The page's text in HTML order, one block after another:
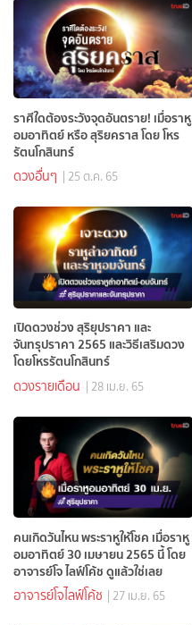
ราศีใดต้องระวังจุดอันตราย! เมื่อราหู
อมอาทิตย์ หรือ สุริยคราส โดย โหร
รัตนโกสินทร์
ดวงอื่นๆ | 25 ต.ค. 65
เปิดดวงช่วง สุริยุปราคา และ
จันทรุปราคา 2565 และวิธีเสริมดวง
โดยโหรรัตนโกสินทร์
ดวงรายเดือน | 28 เม.ย. 65
คนเกิดวันไหน พระราหูให้โชค เมื่อราหู
อมอาทิตย์ 30 เมษายน 2565 นี้ โดย
อาจารย์โจ ไลฟ์โค้ช ดูแล้วใช่เลย
อาจารย์โจไลฟ์โค้ช | 27 เม.ย. 65